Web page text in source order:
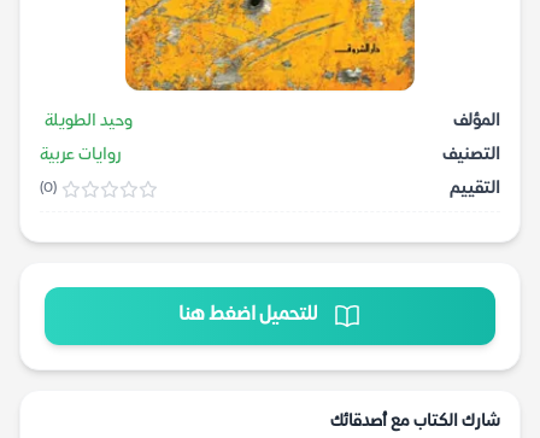
المؤلف
وحيد الطويلة
التصنيف
روايات عربية
التقييم
(0)
للتحميل اضغط هنا
شارك الكتاب مع أصدقائك